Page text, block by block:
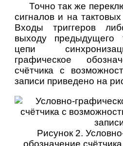
Точно так же
сигналов и на
Входы триггеров
выходу предыдущего
цепи
графическое
счётчика с
записи приведено на
Рисунок 2.
обозначение